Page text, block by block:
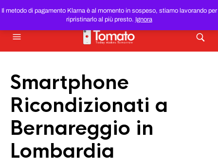
Il metodo di pagamento Klarna è al momento in sospeso, stiamo lavorando per
ripristinarlo al più presto. Ignora
SMARTPHONE E TABLET RICONDIZIONATIAL MIGLIOR
PREZZO DEL WEB!
Smartphone
Ricondizionati a
Bernareggio in
Lombardia